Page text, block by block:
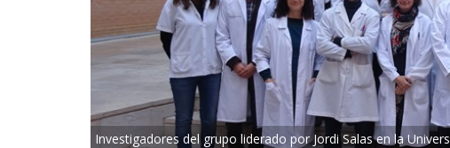
Investigadores del grupo liderado por Jordi Salas en la